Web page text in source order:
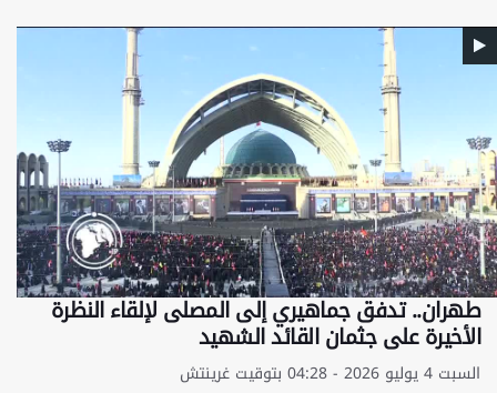
طهران.. تدفق جماهيري إلى المصلى لإلقاء النظرة
الأخيرة على جثمان القائد الشهيد
السبت 4 يوليو 2026 - 04:28 بتوقيت غرينتش